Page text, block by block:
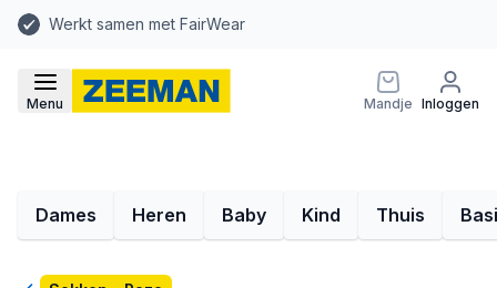
Werkt samen met FairWear
Menu Mandje Inloggen
Dames Heren Baby Kind Thuis